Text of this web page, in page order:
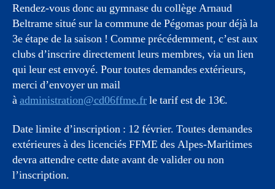
Rendez-vous donc au gymnase du collège Arnaud
Beltrame situé sur la commune de Pégomas pour déjà la
3e étape de la saison ! Comme précédemment, c’est aux
clubs d’inscrire directement leurs membres, via un lien
qui leur est envoyé. Pour toutes demandes extérieurs,
merci d’envoyer un mail
àadministration@cd06ffme.frle tarif est de 13€.
Date limite d’inscription : 12 février. Toutes demandes
extérieures à des licenciés FFME des Alpes-Maritimes
devra attendre cette date avant de valider ou non
l’inscription.